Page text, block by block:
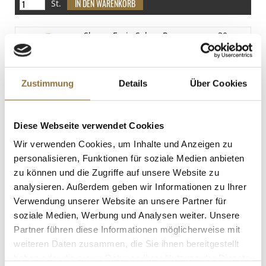
Zustimmung Details Über Cookies
Diese Webseite verwendet Cookies
Wir verwenden Cookies, um Inhalte und Anzeigen zu
personalisieren, Funktionen für soziale Medien anbieten
zu können und die Zugriffe auf unsere Website zu
analysieren. Außerdem geben wir Informationen zu Ihrer
Verwendung unserer Website an unsere Partner für
soziale Medien, Werbung und Analysen weiter. Unsere
Partner führen diese Informationen möglicherweise mit
weiteren Daten zusammen, die Sie ihnen bereitgestellt
Salz
0.16 g
St.
Sherry-Essig Solera Reserva, vom 30
Jahre altem Faß, 8% Säure, Barneo, 750
Art.Nr.:10698
€ 17,87/ Liter
St.
Eingelegte getrocknete Tomaten, in
Sonnenblumenöl, 290 g, ATG 170g
Art.Nr.:19373